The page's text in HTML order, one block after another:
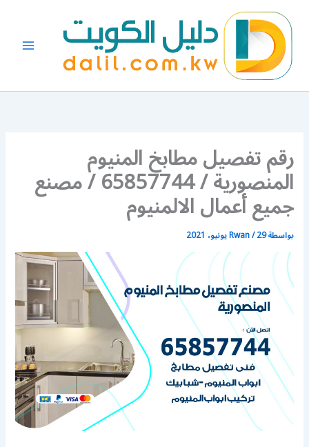
المحتوى
رقم تفصيل مطابخ المنيوم
المنصورية / 65857744 / مصنع
جميع أعمال الالمنيوم
بواسطة Rwan/29 يونيو، 2021